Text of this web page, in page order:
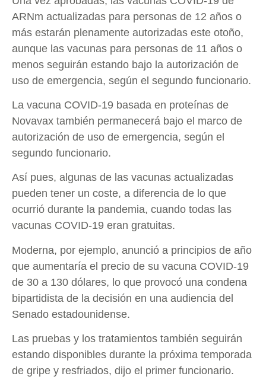
ARNm actualizadas para personas de 12 años o
más estarán plenamente autorizadas este otoño,
aunque las vacunas para personas de 11 años o
menos seguirán estando bajo la autorización de
uso de emergencia, según el segundo funcionario.
La vacuna COVID-19 basada en proteínas de
Novavax también permanecerá bajo el marco de
autorización de uso de emergencia, según el
segundo funcionario.
Así pues, algunas de las vacunas actualizadas
pueden tener un coste, a diferencia de lo que
ocurrió durante la pandemia, cuando todas las
vacunas COVID-19 eran gratuitas.
Moderna, por ejemplo, anunció a principios de año
que aumentaría el precio de su vacuna COVID-19
de 30 a 130 dólares, lo que provocó una condena
bipartidista de la decisión en una audiencia del
Senado estadounidense.
Las pruebas y los tratamientos también seguirán
estando disponibles durante la próxima temporada
de gripe y resfriados, dijo el primer funcionario.